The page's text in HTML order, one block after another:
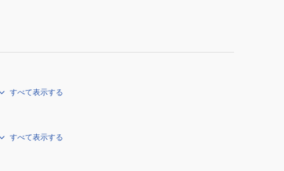
すべて表示する
すべて表示する